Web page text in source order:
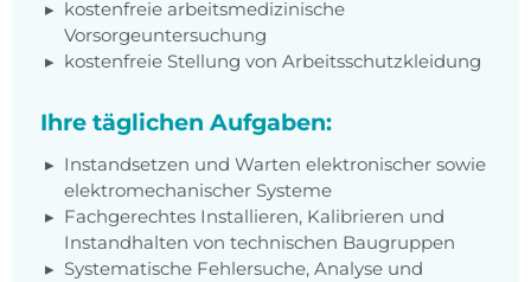
kostenfreie arbeitsmedizinische
Vorsorgeuntersuchung
kostenfreie Stellung von Arbeitsschutzkleidung
Ihre täglichen Aufgaben:
Instandsetzen und Warten elektronischer sowie
elektromechanischer Systeme
Fachgerechtes Installieren, Kalibrieren und
Instandhalten von technischen Baugruppen
Systematische Fehlersuche, Analyse und